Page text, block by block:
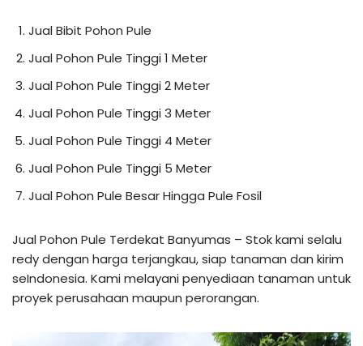
Jual Bibit Pohon Pule
Jual Pohon Pule Tinggi 1 Meter
Jual Pohon Pule Tinggi 2 Meter
Jual Pohon Pule Tinggi 3 Meter
Jual Pohon Pule Tinggi 4 Meter
Jual Pohon Pule Tinggi 5 Meter
Jual Pohon Pule Besar Hingga Pule Fosil
Jual Pohon Pule Terdekat Banyumas – Stok kami selalu
redy dengan harga terjangkau, siap tanaman dan kirim
seIndonesia. Kami melayani penyediaan tanaman untuk
proyek perusahaan maupun perorangan.